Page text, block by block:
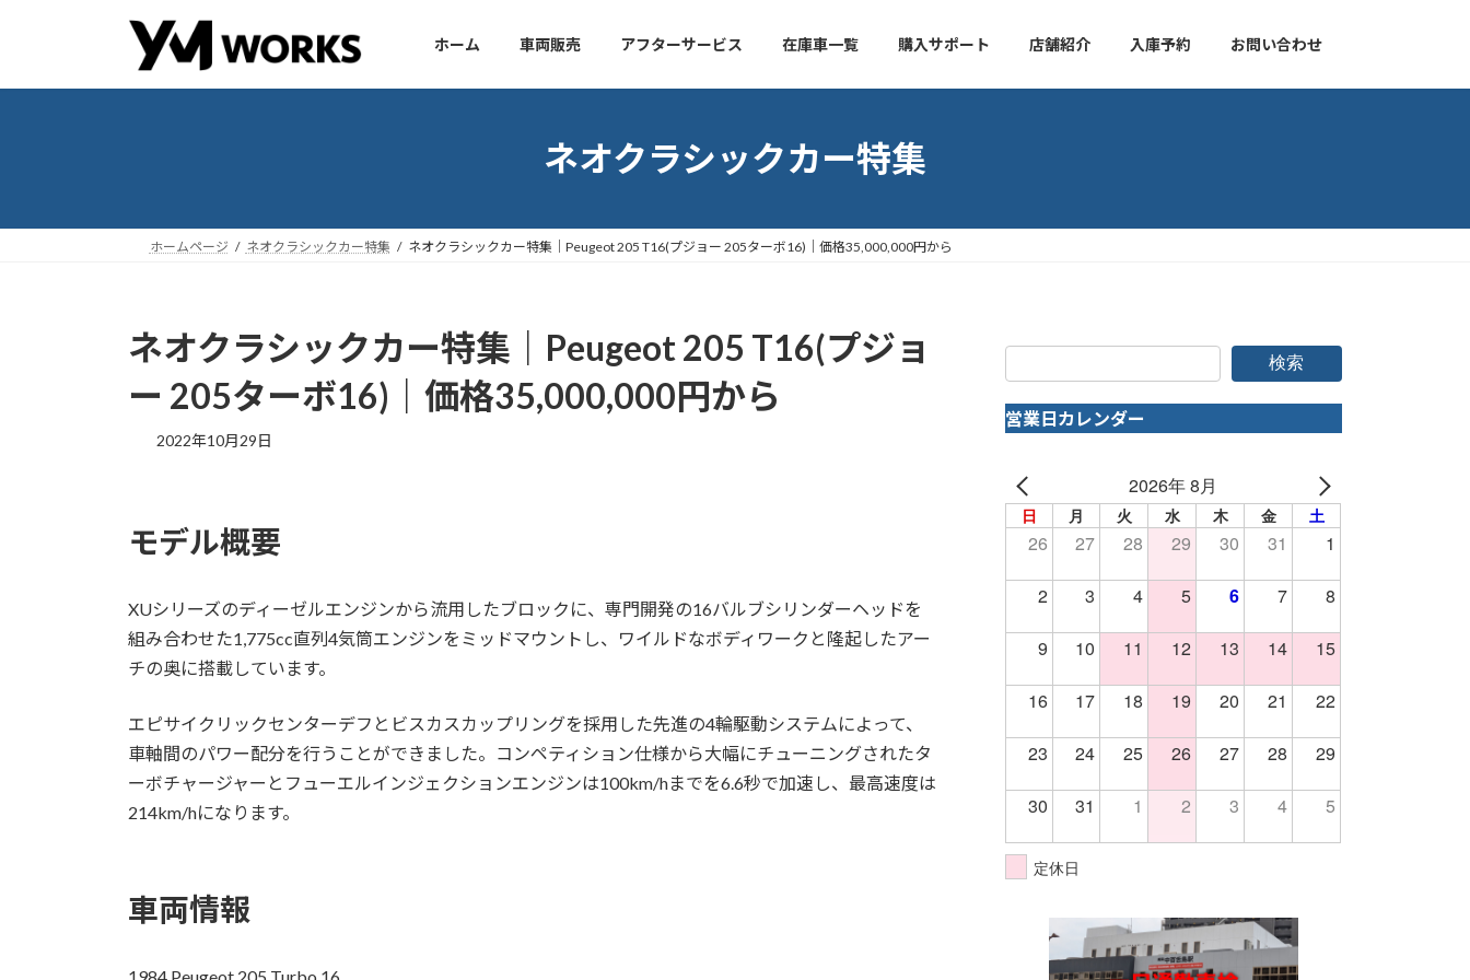
ン
ー
ホーム 車両販売 アフターサービス 在庫車一覧 購入サポート 店舗紹介 入庫予約 お問い合わせ
ネオクラシックカー特集
ホームページ ネオクラシックカー特集 ネオクラシックカー特集｜Peugeot 205 T16(プジョー 205ターボ16)｜価格35,000,000円から
ネオクラシックカー特集｜Peugeot 205 T16(プジョ
ー 205ターボ16)｜価格35,000,000円から
2022年10月29日
モデル概要
XUシリーズのディーゼルエンジンから流用したブロックに、専門開発の16バルブシリンダーヘッドを
組み合わせた1,775cc直列4気筒エンジンをミッドマウントし、ワイルドなボディワークと隆起したアー
チの奥に搭載しています。
エピサイクリックセンターデフとビスカスカップリングを採用した先進の4輪駆動システムによって、
車軸間のパワー配分を行うことができました。コンペティション仕様から大幅にチューニングされたタ
ーボチャージャーとフューエルインジェクションエンジンは100km/hまでを6.6秒で加速し、最高速度は
214km/hになります。
車両情報
1984 Peugeot 205 Turbo 16
検索
営業日カレンダー
2026年 8月
日 月 火 水 木 金 土
26 27 28 29 30 31 1
2 3 4 5 6 7 8
9 10 11 12 13 14 15
16 17 18 19 20 21 22
23 24 25 26 27 28 29
30 31 1 2 3 4 5
定休日